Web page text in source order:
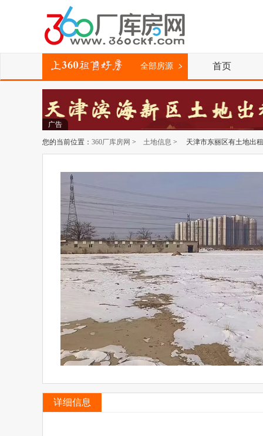
全部房源 首页
广告
您的当前位置： 360厂库房网 > 土地信息 > 天津市东丽区有土地出租
详细信息